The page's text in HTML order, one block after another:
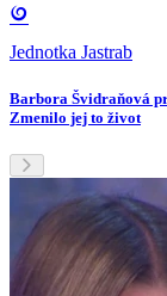
Jednotka Jastrab
Barbora Švidraňová
Zmenilo jej to život